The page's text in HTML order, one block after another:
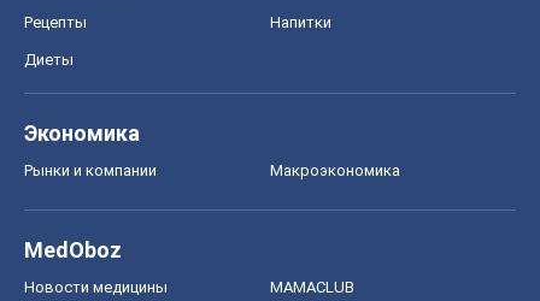
Рецепты Напитки
Диеты
Экономика
Рынки и компании Mакроэкономика
MedOboz
Новости медицины MAMACLUB